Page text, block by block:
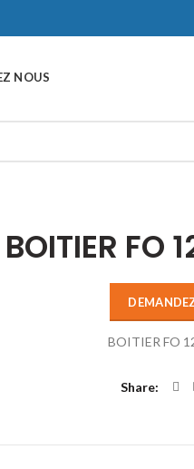
NOUS
BOITIER FO
BOITIER FO
Share